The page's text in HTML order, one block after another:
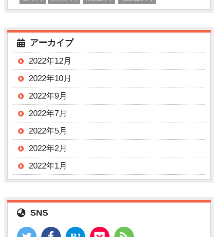
アーカイブ
2022年12月
2022年10月
2022年9月
2022年7月
2022年5月
2022年2月
2022年1月
SNS